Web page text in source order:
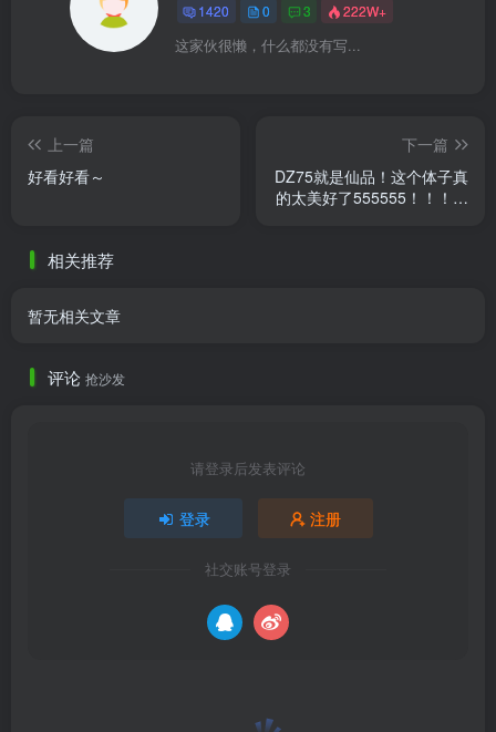
1420 0 3 222W+
这家伙很懒，什么都没有写...
上一篇
好看好看～
下一篇
DZ75就是仙品！这个体子真
的太美好了555555！！！喵
相关推荐
暂无相关文章
评论 抢沙发
请登录后发表评论
登录 注册
社交账号登录